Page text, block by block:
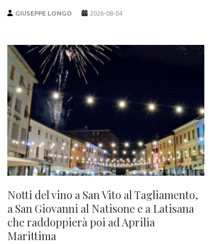
GIUSEPPE LONGO 2026-08-04
Notti del vino a San Vito al Tagliamento,
a San Giovanni al Natisone e a Latisana
che raddoppierà poi ad Aprilia
Marittima